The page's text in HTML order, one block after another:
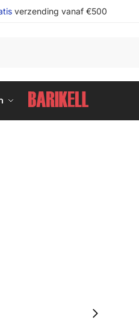
verzending vanaf €500